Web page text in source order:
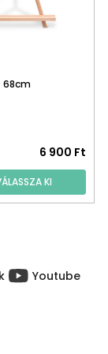
68cm
6 900 Ft
KI
Youtube